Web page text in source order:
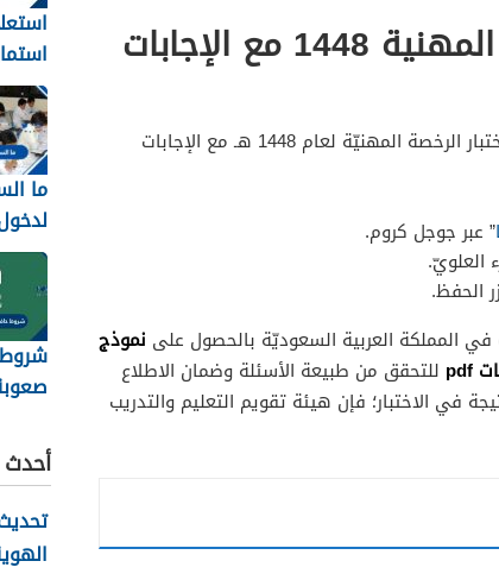
تجميعة اسئلة الرخصة المهنية 1448 مع الإجابات
فيما يأتي خطوات تحميل تجميعة أسئلة اختبار الرخصة المهنيّة لعام 1448 هـ مع الإجابات
” عبر جوجل كروم.
العلويّ.
الحفظ.
المملكة العربية السعوديّة بالحصول على نموذج
للتحقق من طبيعة الأسئلة وضمان الاطلاع
في الاختبار؛ فإن هيئة تقويم التعليم والتدريب
ما
1448
شروط
أحدث
الهوية 1448